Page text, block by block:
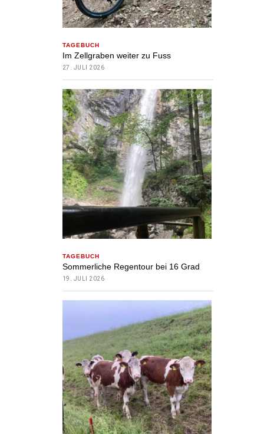
TAGEBUCH
Im Zellgraben weiter zu Fuss
27. JULI 2026
TAGEBUCH
Sommerliche Regentour bei 16 Grad
19. JULI 2026